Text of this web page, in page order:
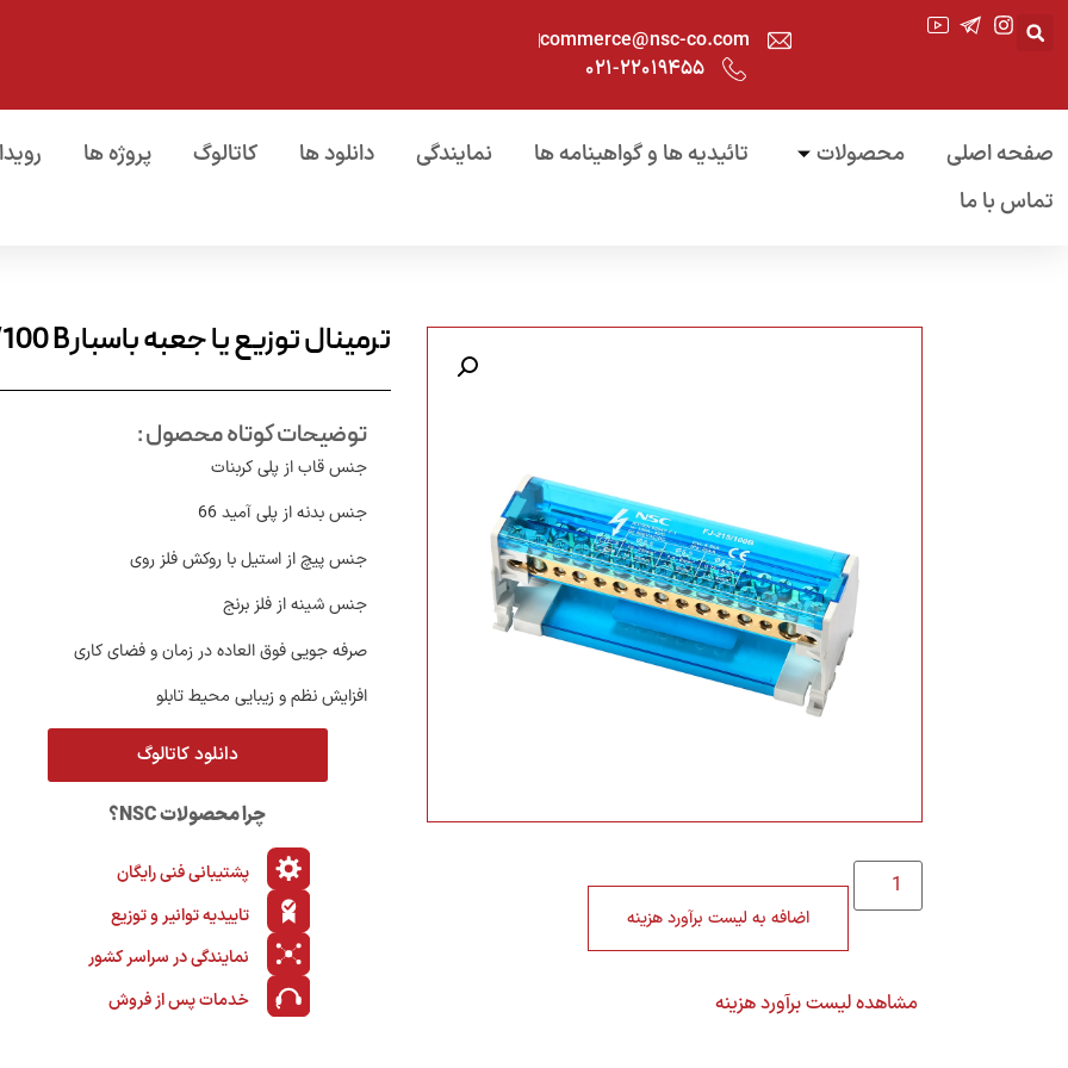
commerce@nsc-co.com
۰۲۱-۲۲۰۱۹۴۵۵
صفحه اصلی محصولات تائیدیه ها و گواهینامه ها نمایندگی دانلود ها کاتالوگ پروژه ها
تماس با ما
اضافه به لیست برآورد هزینه
مشاهده لیست برآورد هزینه
ترمینال توزیع یا جعبه باسبارFJ – 215 /100 B
توضیحات کوتاه محصول :
جنس قاب از پلی کربنات
جنس بدنه از پلی آمید 66
جنس پیچ از استیل با روکش فلز روی
جنس شینه از فلز برنج
صرفه جویی فوق العاده در زمان و فضای کاری
افزایش نظم و زیبایی محیط تابلو
دانلود کاتالوگ
چرا محصولات NSC؟
پشتیبانی فنی رایگان
تاییدیه توانیر و توزیع
نمایندگی در سراسر کشور
خدمات پس از فروش
021-22022923 | داخلی 2 ۰۲۱-۲۲۰۱۹۳۸۰
تماس
تیم فروش